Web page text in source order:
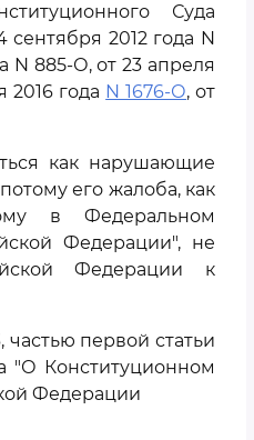
Суда
2012 года N
N 885-О, от 23 апреля
2016 года N 1676-О, от
как нарушающие
его жалоба, как
в Федеральном
Федерации", не
Федерации к
частью первой статьи
"О Конституционном
Федерации